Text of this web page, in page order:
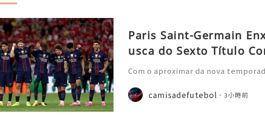
Paris Saint-Germain
usca do Sexto Título
Com o aproximar da nova
nstrou uma nova estratégia
ior estilo de gastos e
camisadefutebol 3小時前